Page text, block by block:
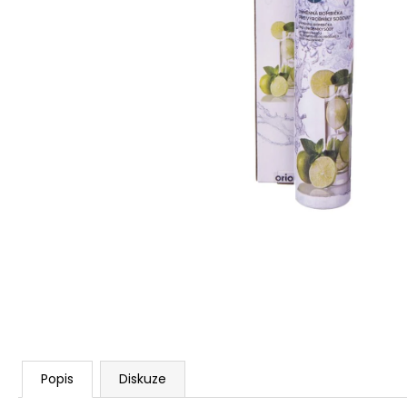
Popis Diskuze
WINESEKT SODAMAKER S BONUSEM